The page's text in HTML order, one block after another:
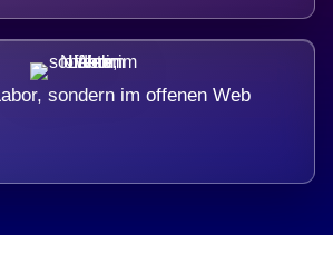
sondern im offenen Web